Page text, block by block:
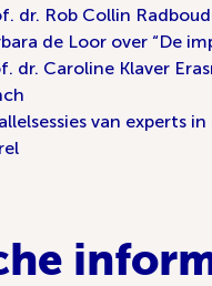
Rob Collin
de Loor over “De
Caroline Klaver
van experts